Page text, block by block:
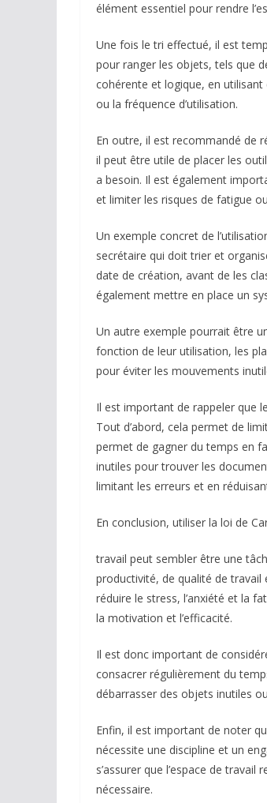
élément essentiel pour rendre
Une fois le tri effectué, il est
pour ranger les objets, tels que
cohérente et logique, en
ou la fréquence d’utilisation.
En outre, il est recommandé de
il peut être utile de placer les
a besoin. Il est également
et limiter les risques de fatigue
Un exemple concret de
secrétaire qui doit trier et
date de création, avant de les
également mettre en place un
Un autre exemple pourrait être
fonction de leur utilisation, les
pour éviter les mouvements
Il est important de rappeler que
Tout d’abord, cela permet de
permet de gagner du temps en
inutiles pour trouver les
limitant les erreurs et en
En conclusion, utiliser la loi de
travail peut sembler être une
productivité, de qualité de travail
réduire le stress, l’anxiété et la
la motivation et l’efficacité.
Il est donc important de
consacrer régulièrement du
débarrasser des objets inutiles
Enfin, il est important de noter
nécessite une discipline et un
s’assurer que l’espace de
nécessaire.